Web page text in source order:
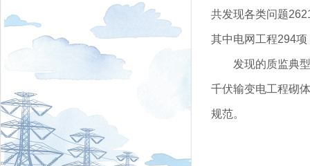
共发现各类问题
其中电网工程294
发现的质监典
千伏输变电工程砌
规范。